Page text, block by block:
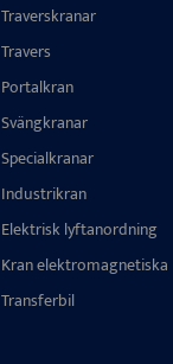
Traverskranar
Travers
Portalkran
Svängkranar
Specialkranar
Industrikran
Elektrisk lyftanordning
Kran elektromagnetiska
lyftmagneter
Transferbil